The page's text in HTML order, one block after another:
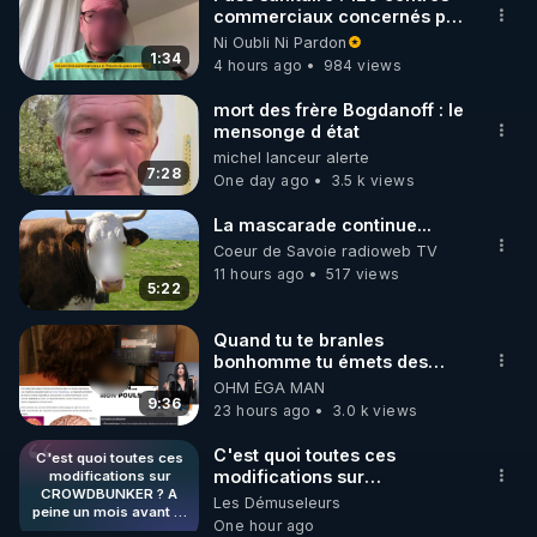
🌱 INSTAGRAM
https://www.instagram.com/rdlr_thierrycasasnovas/
http://rgnr.li/instagram
🌱 LA NEWSLETTER
Pour ne pas rater l’actualité RGNR (stages,
http://rgnr.li/news
🌱 VIDÉOS NON CENSURÉES SUR ODYSEE
Toutes les vidéos Youtube sont aussi sur la
http://rgnr.li/odysee
🌱 LES STAGES EN PRÉSENTIEL
http://rgnr.li/stages
1:34
commerciaux concernés par
l'obligation dans toute la
France
Ni Oubli Ni Pardon
4 hours ago
984 views
7:28
mort des frère Bogdanoff : le
mensonge d état
michel lanceur alerte
One day ago
3.5 k views
5:22
La mascarade continue...
Coeur de Savoie radioweb TV
11 hours ago
517 views
9:36
Quand tu te branles
bonhomme tu émets des
ondes ils ont juste omis de
t'expliquer
OHM ÉGA MAN
23 hours ago
3.0 k views
C'est quoi toutes ces
modifications sur
CROWDBUNKER ? A
peine un mois avant le
début de la censure sur
C'est quoi toutes ces
modifications sur
CROWDBUNKER ? A peine
un mois avant le début de la
Les Démuseleurs
One hour ago